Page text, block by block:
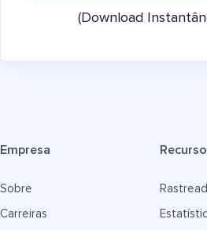
(Download
Empresa
Sobre
Carreiras